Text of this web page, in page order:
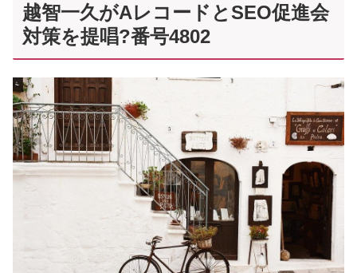
越智一久がAレコードとSEO促進会
対策を提唱?番号4802